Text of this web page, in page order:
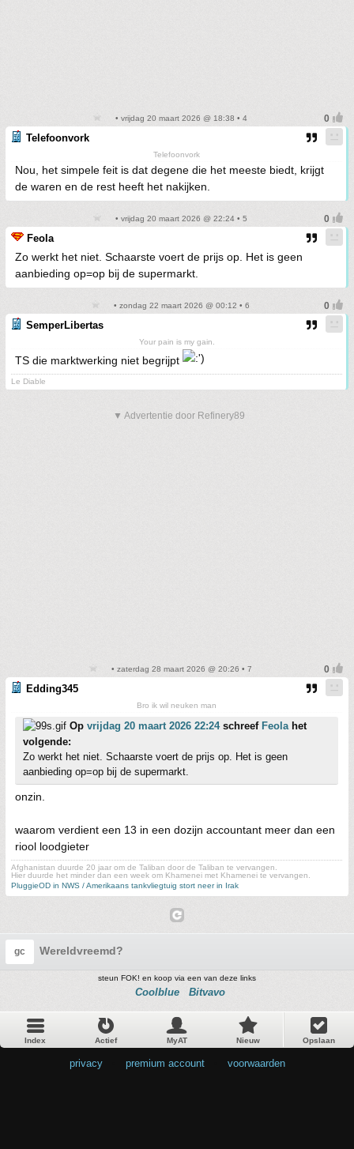
• vrijdag 20 maart 2026 @ 18:38 • 4
Telefoonvork
Telefoonvork
Nou, het simpele feit is dat degene die het meeste biedt, krijgt
de waren en de rest heeft het nakijken.
• vrijdag 20 maart 2026 @ 22:24 • 5
Feola
Zo werkt het niet. Schaarste voert de prijs op. Het is geen
aanbieding op=op bij de supermarkt.
• zondag 22 maart 2026 @ 00:12 • 6
SemperLibertas
Your pain is my gain.
TS die marktwerking niet begrijpt
Le Diable
▼ Advertentie door Refinery89
• zaterdag 28 maart 2026 @ 20:26 • 7
Edding345
Bro ik wil neuken man
Op vrijdag 20 maart 2026 22:24schreef Feolahet
volgende:
Zo werkt het niet. Schaarste voert de prijs op. Het is geen
aanbieding op=op bij de supermarkt.
onzin.
waarom verdient een 13 in een dozijn accountant meer dan een
riool loodgieter
Afghanistan duurde 20 jaar om de Taliban door de Taliban te vervangen.
Hier duurde het minder dan een week om Khamenei met Khamenei te vervangen.
PluggieOD in NWS / Amerikaans tankvliegtuig stort neer in Irak
gc Wereldvreemd?
steun FOK! en koop via een van deze links
Coolblue Bitvavo
Index Actief MyAT Nieuw Opslaan
privacy premium account voorwaarden